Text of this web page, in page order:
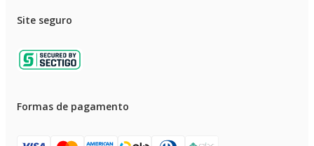
Site seguro
Formas de pagamento